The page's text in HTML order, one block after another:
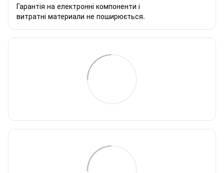
Гарантія на електронні компоненти і
витратні материали не поширюється.